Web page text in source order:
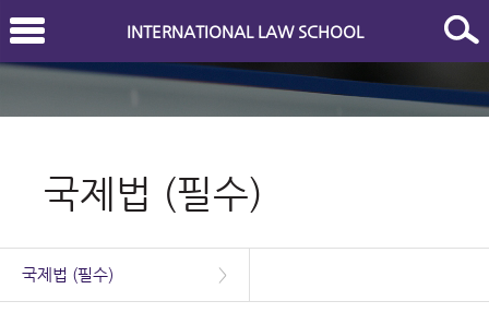
INTERNATIONAL LAW SCHOOL
국제법 (필수)
국제법 (필수) >